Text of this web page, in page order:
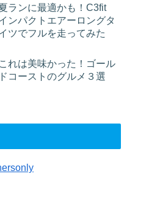
ランに最適かも！C3fit
ンパクトエアーロングタ
ツでフルを走ってみた
これは美味かった！ゴール
ドコーストのグルメ３選